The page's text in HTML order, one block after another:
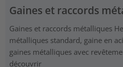
Gaines et raccords
Gaines et raccords métalliques
métalliques standard, gaine en
gaines métalliques avec
découvrir